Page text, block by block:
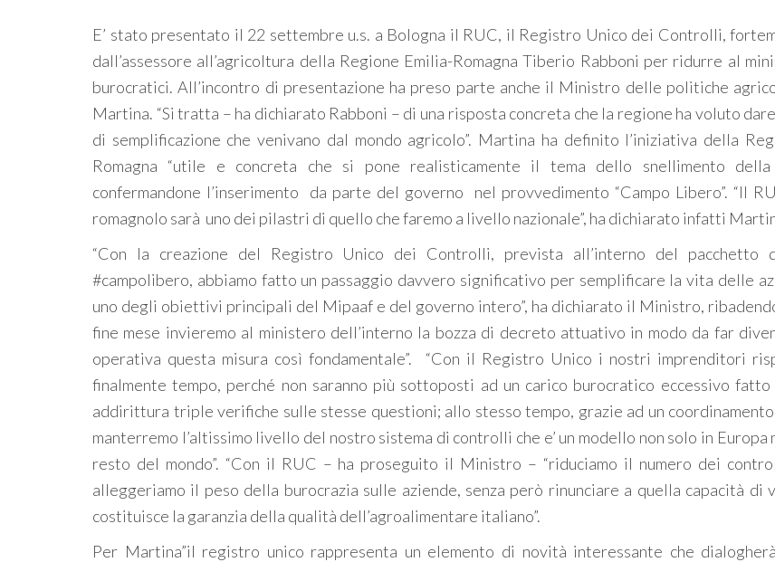
E’ stato presentato il 22 settembre u.s. a Bologna il RUC, il Registro Unico dei Controlli,
dall’assessore all’agricoltura della Regione Emilia-Romagna Tiberio Rabboni per ridurre al
burocratici. All’incontro di presentazione ha preso parte anche il Ministro delle politiche
Martina. “Si tratta – ha dichiarato Rabboni – di una risposta concreta che la regione ha voluto
di semplificazione che venivano dal mondo agricolo”. Martina ha definito l’iniziativa della
Romagna “utile e concreta che si pone realisticamente il tema dello snellimento della
confermandone l’inserimento da parte del governo nel provvedimento “Campo Libero”. “Il
romagnolo sarà uno dei pilastri di quello che faremo a livello nazionale”, ha dichiarato infatti
“Con la creazione del Registro Unico dei Controlli, prevista all’interno del pacchetto
#campolibero, abbiamo fatto un passaggio davvero significativo per semplificare la vita delle
uno degli obiettivi principali del Mipaaf e del governo intero”, ha dichiarato il Ministro,
fine mese invieremo al ministero dell’interno la bozza di decreto attuativo in modo da far
operativa questa misura così fondamentale”. “Con il Registro Unico i nostri imprenditori
finalmente tempo, perché non saranno più sottoposti ad un carico burocratico eccessivo
addirittura triple verifiche sulle stesse questioni; allo stesso tempo, grazie ad un
manterremo l’altissimo livello del nostro sistema di controlli che e’ un modello non solo in Europa
resto del mondo”. “Con il RUC – ha proseguito il Ministro – “riduciamo il numero dei
alleggeriamo il peso della burocrazia sulle aziende, senza però rinunciare a quella capacità di
costituisce la garanzia della qualità dell’agroalimentare italiano”.
Per Martina”il registro unico rappresenta un elemento di novità interessante che